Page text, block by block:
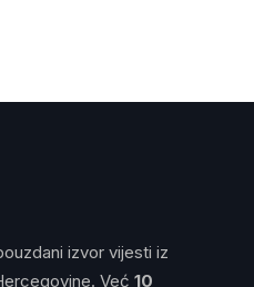
izvor vijesti iz
Već 10